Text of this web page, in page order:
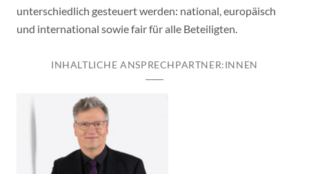
unterschiedlich gesteuert werden: national, europäisch
und international sowie fair für alle Beteiligten.
INHALTLICHE ANSPRECHPARTNER:INNEN